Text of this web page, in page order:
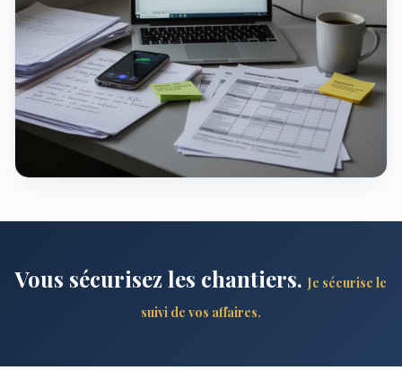
Vous sécurisez les chantiers. Je sécurise le
suivi de vos affaires.